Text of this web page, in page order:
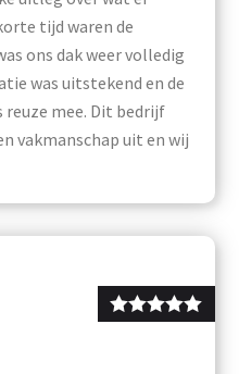
tijd waren de
ons dak weer volledig
was uitstekend en de
reuze mee. Dit bedrijf
vakmanschap uit en wij